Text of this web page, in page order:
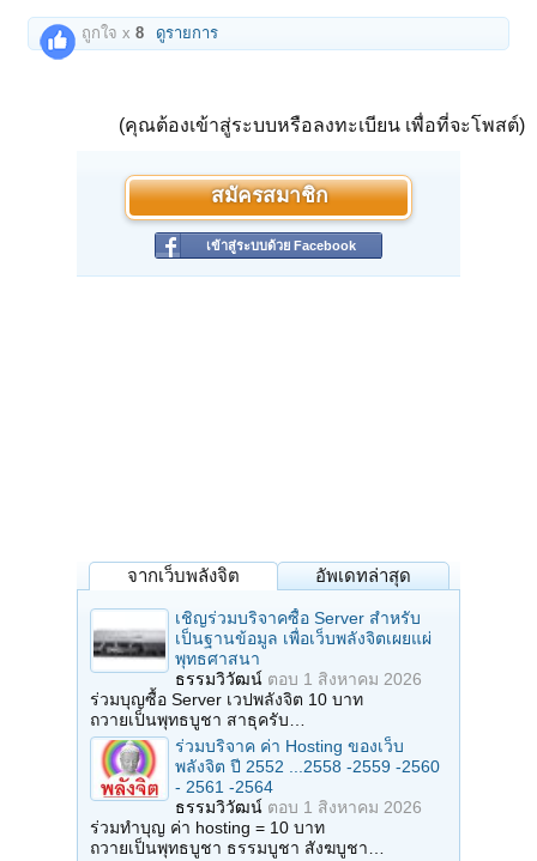
ถูกใจ x8 ดูรายการ
(คุณต้องเข้าสู่ระบบหรือลงทะเบียน เพื่อที่จะโพสต์)
สมัครสมาชิก
เข้าสู่ระบบด้วย Facebook
จากเว็บพลังจิต อัพเดทล่าสุด
เชิญร่วมบริจาคซื้อ Server สำหรับ
เป็นฐานข้อมูล เพื่อเว็บพลังจิตเผยแผ่
พุทธศาสนา
ธรรมวิวัฒน์ ตอบ 1 สิงหาคม 2026
ร่วมบุญซื้อ Server เวปพลังจิต 10 บาท
ถวายเป็นพุทธบูชา สาธุครับ…
ร่วมบริจาค ค่า Hosting ของเว็บ
พลังจิต ปี 2552 ...2558 -2559 -2560
- 2561 -2564
ธรรมวิวัฒน์ ตอบ 1 สิงหาคม 2026
ร่วมทำบุญ ค่า hosting = 10 บาท
ถวายเป็นพุทธบูชา ธรรมบูชา สังฆบูชา…